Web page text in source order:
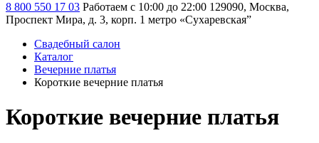
8 800 550 17 03 Работаем с 10:00 до 22:00 129090, Москва,
Проспект Мира, д. 3, корп. 1 метро «Сухаревская”
Свадебный салон
Каталог
Вечерние платья
Короткие вечерние платья
Короткие вечерние платья